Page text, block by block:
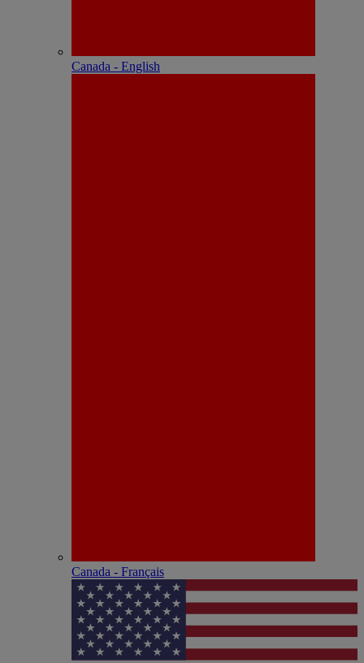
Canada - English
Canada - Français